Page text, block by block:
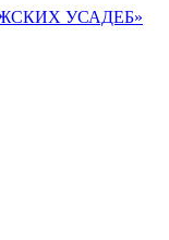
УСАДЕБ»